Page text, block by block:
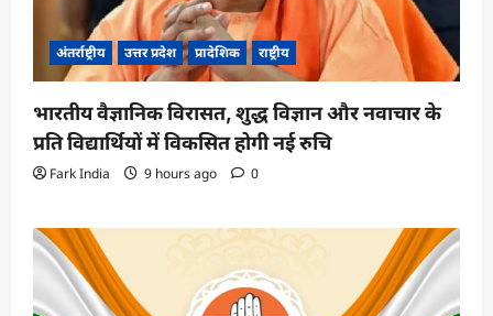
अंतर्राष्ट्रीय उत्तर प्रदेश प्रादेशिक राष्ट्रीय
भारतीय वैज्ञानिक विरासत, शुद्ध विज्ञान और नवाचार के
प्रति विद्यार्थियों में विकसित होगी नई रुचि
Fark India 9 hours ago 0